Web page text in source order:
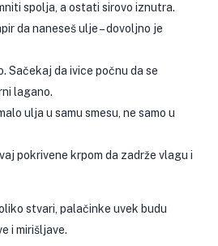
spolja, a ostati sirovo iznutra.
da naneseš ulje – dovoljno je
Sačekaj da ivice počnu da se
lagano.
ulja u samu smesu, ne samo u
pokrivene krpom da zadrže vlagu i
stvari, palačinke uvek budu
i mirišljave.